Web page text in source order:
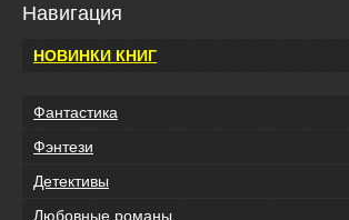
Навигация
НОВИНКИ КНИГ
Фантастика
Фэнтези
Детективы
Любовные романы